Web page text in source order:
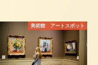
美術館 アートスポット